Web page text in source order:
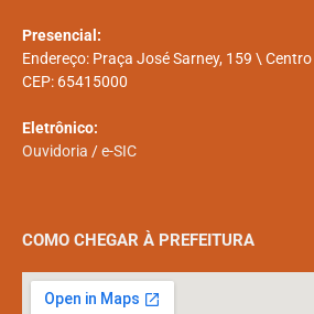
Presencial:
Endereço: Praça José Sarney, 159 \
CEP: 65415000
Eletrônico:
Ouvidoria /e-SIC
COMO CHEGAR À PREFEITURA